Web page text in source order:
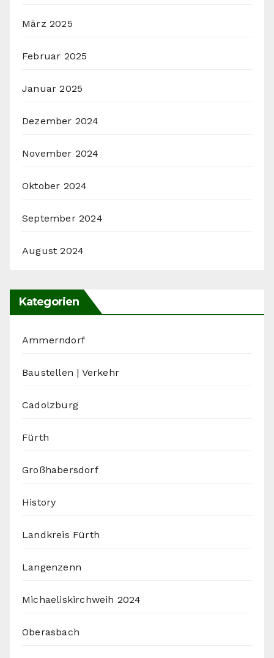
März 2025
Februar 2025
Januar 2025
Dezember 2024
November 2024
Oktober 2024
September 2024
August 2024
Kategorien
Ammerndorf
Baustellen | Verkehr
Cadolzburg
Fürth
Großhabersdorf
History
Landkreis Fürth
Langenzenn
Michaeliskirchweih 2024
Oberasbach